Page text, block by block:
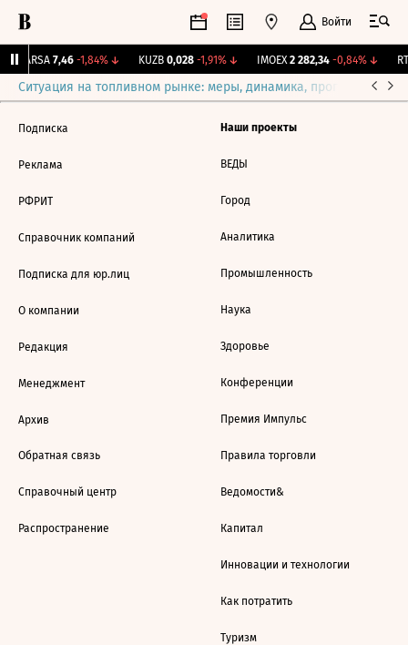
Войти
ARSA 7,46 -1,84%↓ KUZB 0,028 -1,91%↓ IMOEX 2 282,34 -0,84%↓
Ситуация на топливном рынке: меры, динамика, прогнозы
Подписка
Реклама
РФРИТ
Справочник компаний
Подписка для юр.лиц
О компании
Редакция
Менеджмент
Архив
Обратная связь
Справочный центр
Распространение
Наши проекты
ВЕДЫ
Город
Аналитика
Промышленность
Наука
Здоровье
Конференции
Премия Импульс
Правила торговли
Ведомости&
Капитал
Инновации и технологии
Как потратить
Туризм